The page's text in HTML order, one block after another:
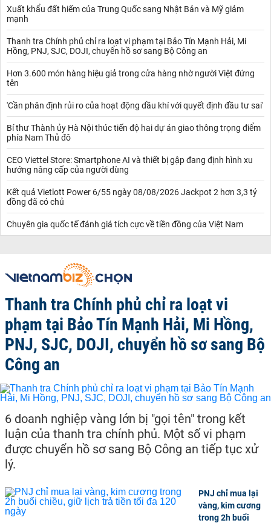
Xuất khẩu đất hiếm của Trung Quốc sang Nhật Bản và Mỹ giảm
mạnh
Thanh tra Chính phủ chỉ ra loạt vi phạm tại Bảo Tín Mạnh Hải, Mi
Hồng, PNJ, SJC, DOJI, chuyển hồ sơ sang Bộ Công an
Hơn 3.600 món hàng hiệu giả trong cửa hàng nhờ người Việt đứng
tên
'Cần phân định rủi ro của hoạt động dầu khí với quyết định đầu tư sai'
Bí thư Thành ủy Hà Nội thúc tiến độ hai dự án giao thông trọng điểm
phía Nam Thủ đô
CEO Viettel Store: Smartphone AI và thiết bị gập đang định hình xu
hướng nâng cấp của người dùng
Kết quả Vietlott Power 6/55 ngày 08/08/2026 Jackpot 2 hơn 3,3 tỷ
đồng đã có chủ
Chuyên gia quốc tế đánh giá tích cực về tiền đồng của Việt Nam
Thanh tra Chính phủ chỉ ra loạt vi
phạm tại Bảo Tín Mạnh Hải, Mi Hồng,
PNJ, SJC, DOJI, chuyển hồ sơ sang Bộ
Công an
6 doanh nghiệp vàng lớn bị "gọi tên" trong kết
luận của thanh tra chính phủ. Một số vi phạm
được chuyển hồ sơ sang Bộ Công an tiếp tục xử
lý.
PNJ chỉ mua lại
vàng, kim cương
trong 2h buổi